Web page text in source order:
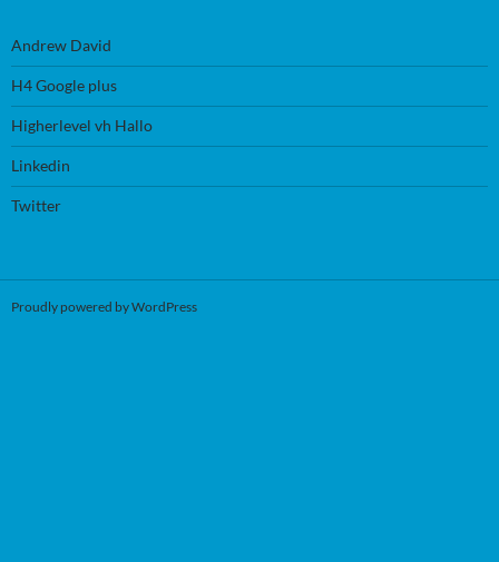
Andrew David
H4 Google plus
Higherlevel vh Hallo
Linkedin
Twitter
Proudly powered by WordPress